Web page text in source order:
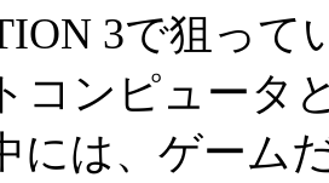
3で狙っ
コンピュータ
には、ゲーム